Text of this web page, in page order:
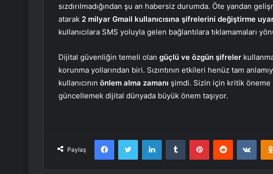
sızdırılmadığından şu an habersiz durumda. Öte yandan
atarak 2 milyar Gmail kullanıcısına şifrelerini değiştirme
kullanıcılara SMS yoluyla gelen bağlantılara tıklamamaları
Dijital güvenliğin temeli olan güçlü ve özgün şifreler
korunma yollarından biri. Sızıntının etkileri henüz tam
kullanıcının önlem alma zamanı şimdi. Sizin için kritik
güncellemek dijital dünyada büyük önem taşıyor.
Paylaş
FacebookTwitter LinkedInTumblr PinterestReddit